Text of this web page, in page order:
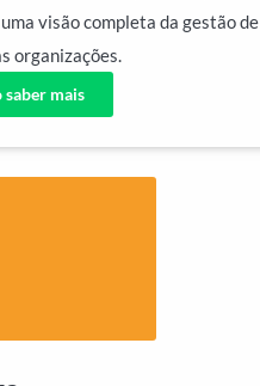
visão completa da gestão de
organizações.
saber mais